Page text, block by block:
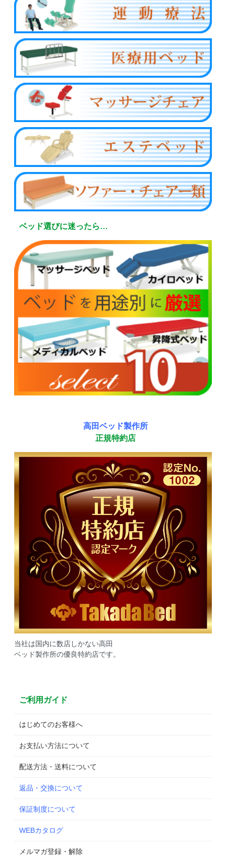
ベッド選びに迷ったら…
高田ベッド製作所
正規特約店
当社は国内に数店しかない高田
ベッド製作所の優良特約店です。
ご利用ガイド
はじめてのお客様へ
お支払い方法について
配送方法・送料について
返品・交換について
保証制度について
WEBカタログ
メルマガ登録・解除